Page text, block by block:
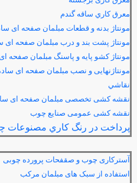
معرق كاري ساقه گندم
مونتاژ بدنه و قطعات مبلمان صفحه ای
مونتاژ پشت بند و درب مبلمان صفحه ای
مونتاژ کشو پایه و پاسنگ مبلمان صفحه
مونتاژنهایی و نصب مبلمان صفحه ای
نقاشي
نقشه کشی تخصصی مبلمان صفحه ای
نقشه کشی عمومی صنایع چوب
پرداخت در رنگ كاري مصنوعات
آسترکاری چوب و صقفحات پرورده چوبی
استفاده از سبک های مبلمان مرکب